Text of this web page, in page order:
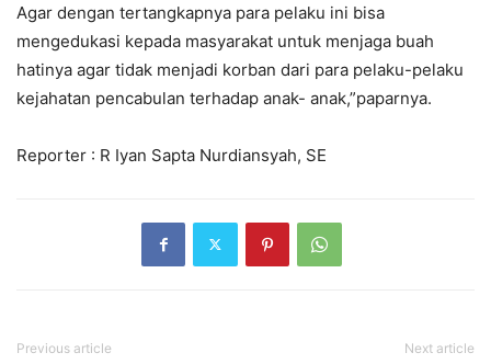
Agar dengan tertangkapnya para pelaku ini bisa
mengedukasi kepada masyarakat untuk menjaga buah
hatinya agar tidak menjadi korban dari para pelaku-pelaku
kejahatan pencabulan terhadap anak- anak,”paparnya.
Reporter : R Iyan Sapta Nurdiansyah, SE
Previous article Next article